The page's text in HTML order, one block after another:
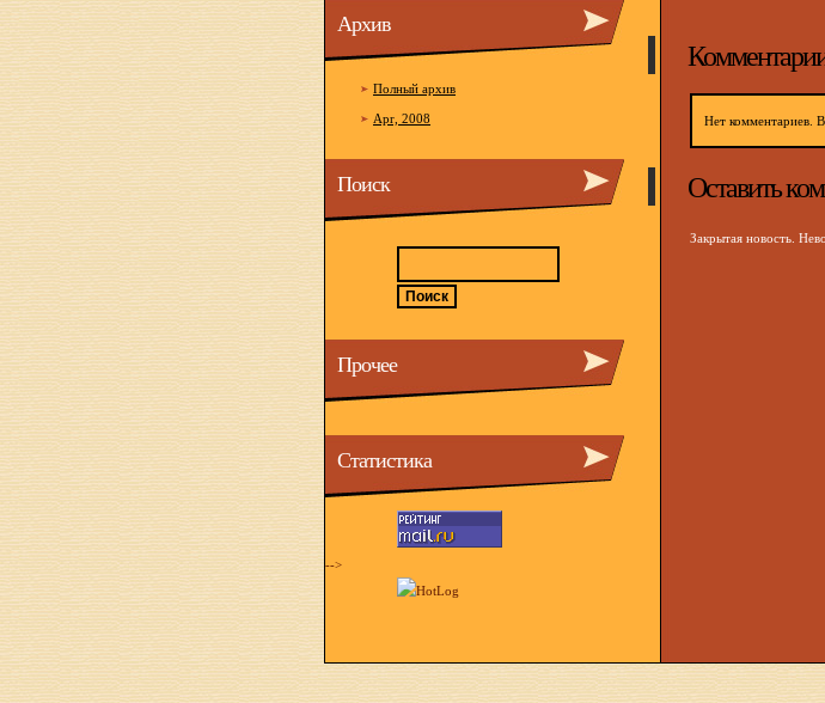
Нет комментариев.
Оставить
Закрытая новость.
Архив
Полный архив
Apr, 2008
Поиск
Прочее
Статистика
-->